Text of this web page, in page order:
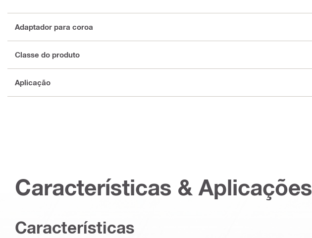
Adaptador para coroa
Classe do produto
Aplicação
Características & Aplicações
Características